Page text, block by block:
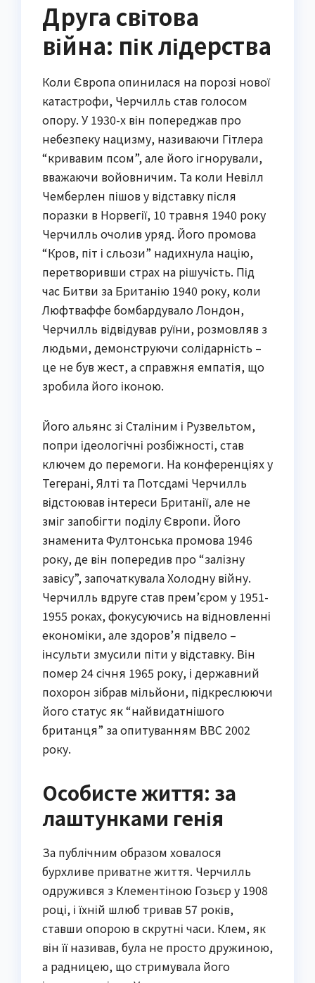
Друга світова
війна: пік лідерства
Коли Європа опинилася на порозі нової
катастрофи, Черчилль став голосом
опору. У 1930-х він попереджав про
небезпеку нацизму, називаючи Гітлера
“кривавим псом”, але його ігнорували,
вважаючи войовничим. Та коли Невілл
Чемберлен пішов у відставку після
поразки в Норвегії, 10 травня 1940 року
Черчилль очолив уряд. Його промова
“Кров, піт і сльози” надихнула націю,
перетворивши страх на рішучість. Під
час Битви за Британію 1940 року, коли
Люфтваффе бомбардувало Лондон,
Черчилль відвідував руїни, розмовляв з
людьми, демонструючи солідарність –
це не був жест, а справжня емпатія, що
зробила його іконою.
Його альянс зі Сталіним і Рузвельтом,
попри ідеологічні розбіжності, став
ключем до перемоги. На конференціях у
Тегерані, Ялті та Потсдамі Черчилль
відстоював інтереси Британії, але не
зміг запобігти поділу Європи. Його
знаменита Фултонська промова 1946
року, де він попередив про “залізну
завісу”, започаткувала Холодну війну.
Черчилль вдруге став прем’єром у 1951-
1955 роках, фокусуючись на відновленні
економіки, але здоров’я підвело –
інсульти змусили піти у відставку. Він
помер 24 січня 1965 року, і державний
похорон зібрав мільйони, підкреслюючи
його статус як “найвидатнішого
британця” за опитуванням BBC 2002
року.
Особисте життя: за
лаштунками генія
За публічним образом ховалося
бурхливе приватне життя. Черчилль
одружився з Клементіною Гозьєр у 1908
році, і їхній шлюб тривав 57 років,
ставши опорою в скрутні часи. Клем, як
він її називав, була не просто дружиною,
а радницею, що стримувала його